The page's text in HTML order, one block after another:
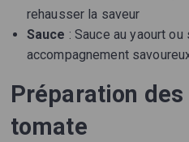
rehausser la saveur
Sauce : Sauce au yaourt
accompagnement
Préparation
tomate